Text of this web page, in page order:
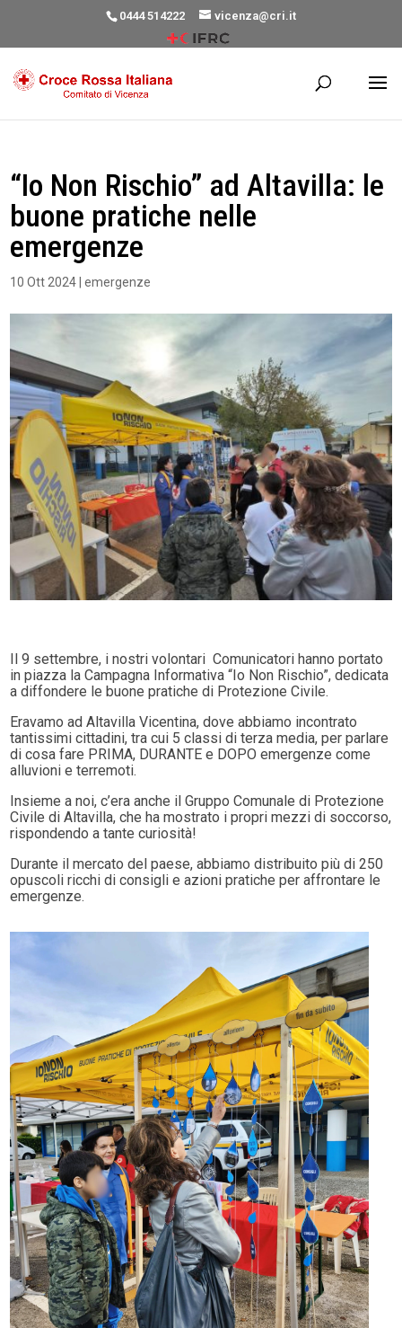
0444 514222 vicenza@cri.it
“Io Non Rischio” ad Altavilla: le
buone pratiche nelle
emergenze
10 Ott 2024 |emergenze
Il 9 settembre, i nostri volontari Comunicatori hanno portato
in piazza la Campagna Informativa “Io Non Rischio”, dedicata
a diffondere le buone pratiche di Protezione Civile.
Eravamo ad Altavilla Vicentina, dove abbiamo incontrato
tantissimi cittadini, tra cui 5 classi di terza media, per parlare
di cosa fare PRIMA, DURANTE e DOPO emergenze come
alluvioni e terremoti.
Insieme a noi, c’era anche il Gruppo Comunale di Protezione
Civile di Altavilla, che ha mostrato i propri mezzi di soccorso,
rispondendo a tante curiosità!
Durante il mercato del paese, abbiamo distribuito più di 250
opuscoli ricchi di consigli e azioni pratiche per affrontare le
emergenze.